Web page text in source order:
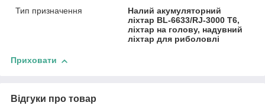
Тип призначення
Налий акумуляторний
ліхтар BL-6633/RJ-3000 T6,
ліхтар на голову, надувний
ліхтар для риболовлі
Приховати
Відгуки про товар